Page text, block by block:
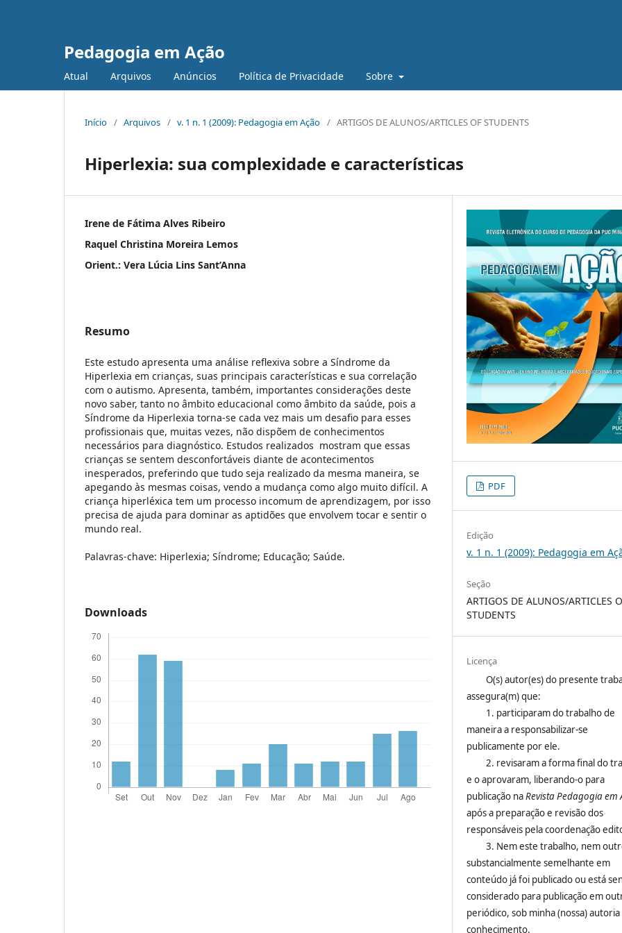
Pedagogia em Ação
Atual Arquivos Anúncios Política de Privacidade Sobre
Início / Arquivos / v. 1 n. 1 (2009): Pedagogia em Ação / ARTIGOS DE ALUNOS/ARTICLES OF STUDENTS
Hiperlexia: sua complexidade e características
Irene de Fátima Alves Ribeiro
Raquel Christina Moreira Lemos
Orient.: Vera Lúcia Lins Sant’Anna
Resumo
Este estudo apresenta uma análise reflexiva sobre a Síndrome da
Hiperlexia em crianças, suas principais características e sua correlação
com o autismo. Apresenta, também, importantes considerações deste
novo saber, tanto no âmbito educacional como âmbito da saúde, pois a
Síndrome da Hiperlexia torna-se cada vez mais um desafio para esses
profissionais que, muitas vezes, não dispõem de conhecimentos
necessários para diagnóstico. Estudos realizados mostram que essas
crianças se sentem desconfortáveis diante de acontecimentos
inesperados, preferindo que tudo seja realizado da mesma maneira, se
apegando às mesmas coisas, vendo a mudança como algo muito difícil. A
criança hiperléxica tem um processo incomum de aprendizagem, por isso
precisa de ajuda para dominar as aptidões que envolvem tocar e sentir o
mundo real.
Palavras-chave: Hiperlexia; Síndrome; Educação; Saúde.
Downloads
PDF
Edição
v. 1 n. 1 (2009): Pedagogia em
Seção
ARTIGOS DE ALUNOS/ARTICLES
STUDENTS
Licença
O(s) autor(es) do presente
assegura(m) que:
1. participaram do trabalho de
maneira a responsabilizar-se
publicamente por ele.
2. revisaram a forma final do
e o aprovaram, liberando-o para
publicação naRevista Pedagogia em
após a preparação e revisão dos
responsáveis pela coordenação
3. Nem este trabalho, nem
substancialmente semelhante em
conteúdo já foi publicado ou está
considerado para publicação em
periódico, sob minha (nossa) autoria
conhecimento.